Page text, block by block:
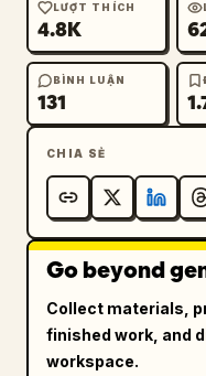
LƯỢT THÍCH
4.8K
BÌNH LUẬN
131
CHIA SẺ
Go beyond
Collect materials,
finished work, and
workspace.